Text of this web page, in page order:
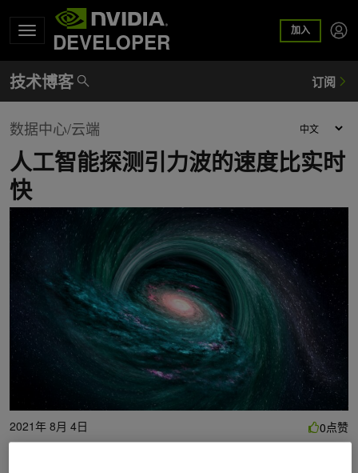
DEVELOPER 加入
数据中心/云端
人工智能探测引力波的速度比实时
快
2021年 8月 4日
0点赞